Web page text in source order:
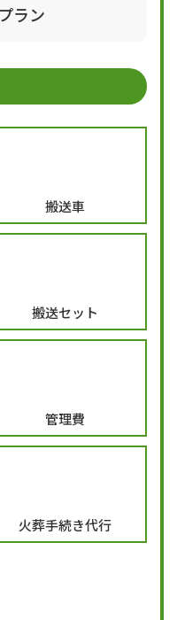
ラン
搬送車
搬送セット
管理費
火葬手続き代行